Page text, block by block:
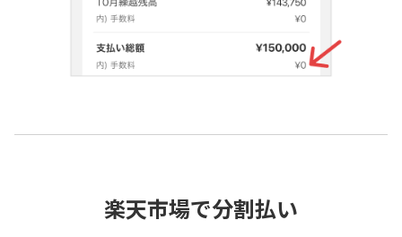
楽天市場で分割払い